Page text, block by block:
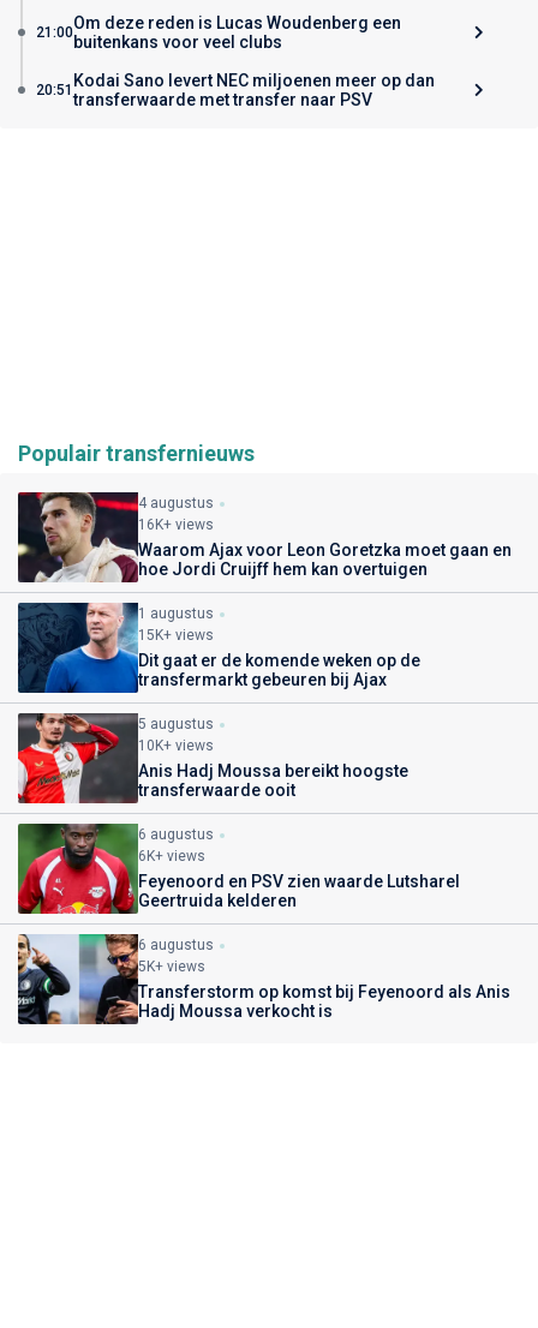
21:00Om deze reden is Lucas Woudenberg een
buitenkans voor veel clubs
20:51 Kodai Sano levert NEC miljoenen meer op dan
transferwaarde met transfer naar PSV
Populair transfernieuws
4 augustus
16K+ views
Waarom Ajax voor Leon Goretzka moet gaan en
hoe Jordi Cruijff hem kan overtuigen
1 augustus
15K+ views
Dit gaat er de komende weken op de
transfermarkt gebeuren bij Ajax
5 augustus
10K+ views
Anis Hadj Moussa bereikt hoogste
transferwaarde ooit
6 augustus
6K+ views
Feyenoord en PSV zien waarde Lutsharel
Geertruida kelderen
6 augustus
5K+ views
Transferstorm op komst bij Feyenoord als Anis
Hadj Moussa verkocht is